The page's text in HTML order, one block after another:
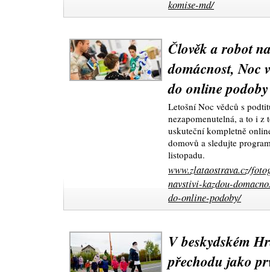
komise-md/
Člověk a robot
domácnost, Noc
do online podoby
Letošní Noc vědců s
nezapomenutelná, a to i z
uskuteční kompletně
domovů a sledujte
listopadu.
www.zlataostrava.cz/
navstivi-kazdou-
do-online-podoby/
V beskydském
přechodu jako